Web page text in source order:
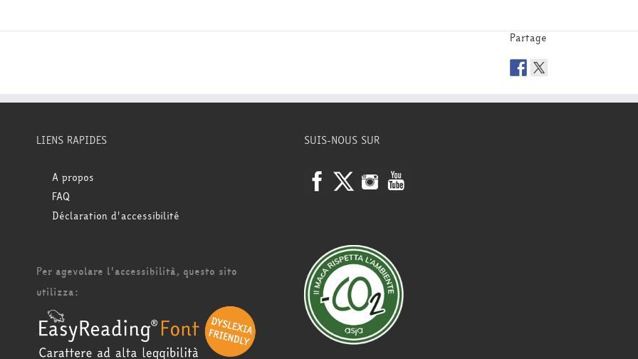
Partage
LIENS RAPIDES
A propos
FAQ
Déclaration d'accessibilité
Per agevolare l'accessibilità, questo sito
utilizza:
SUIS-NOUS SUR